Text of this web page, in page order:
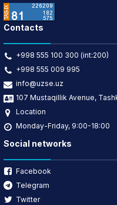
Contacts
+998 555 100 300 (int:200)
+998 555 009 995
info@uzse.uz
107 Mustaqillik Avenue,
Location
Monday-Friday, 9:00-18:00
Social networks
Facebook
Telegram
Twitter